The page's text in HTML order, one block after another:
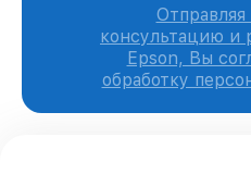
Отправляя
консультацию и
Epson, Вы
обработку